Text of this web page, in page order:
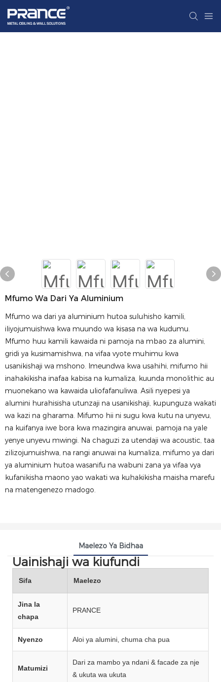
Mfumo Wa Dari Ya Aluminium
Mfumo wa dari ya aluminium hutoa suluhisho kamili,
iliyojumuishwa kwa muundo wa kisasa na wa kudumu.
Mfumo huu kamili kawaida ni pamoja na mbao za alumini,
gridi ya kusimamishwa, na vifaa vyote muhimu kwa
usanikishaji wa mshono. Imeundwa kwa usahihi, mifumo hii
inahakikisha inafaa kabisa na kumaliza, kuunda monolithic au
muonekano wa kawaida uliofafanuliwa. Asili nyepesi ya
alumini hurahisisha utunzaji na usanikishaji, kupunguza wakati
wa kazi na gharama. Mifumo hii ni sugu kwa kutu na unyevu,
na kuifanya iwe bora kwa mazingira anuwai, pamoja na yale
yenye unyevu mwingi. Na chaguzi za utendaji wa acoustic, taa
zilizojumuishwa, na rangi anuwai na kumaliza, mifumo ya dari
ya aluminium hutoa wasanifu na wabuni zana ya vifaa vya
kufanikisha maono yao wakati wa kuhakikisha maisha marefu
na matengenezo madogo.
Maelezo Ya Bidhaa
Uainishaji wa kiufundi
Sifa Maelezo
Jina la
chapa
PRANCE
Nyenzo Aloi ya alumini, chuma cha pua
Matumizi
Dari za mambo ya ndani & facade za nje
& ukuta wa ukuta